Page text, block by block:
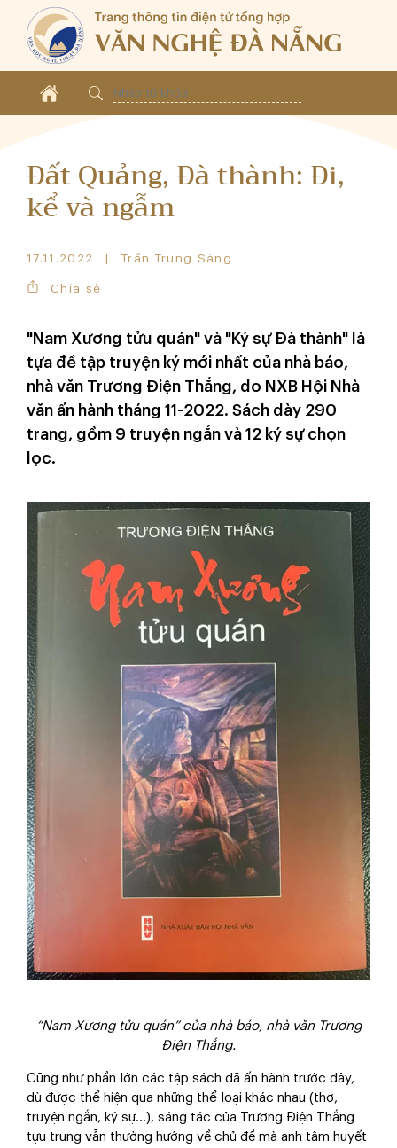
Đất Quảng, Đà thành: Đi,
kể và ngẫm
17.11.2022 Trần Trung Sáng
Chia sẻ
"Nam Xương tửu quán" và "Ký sự Đà thành" là
tựa đề tập truyện ký mới nhất của nhà báo,
nhà văn Trương Điện Thắng, do NXB Hội Nhà
văn ấn hành tháng 11-2022. Sách dày 290
trang, gồm 9 truyện ngắn và 12 ký sự chọn
lọc.
“Nam Xương tửu quán” của nhà báo, nhà văn Trương
Điện Thắng.
Cũng như phần lớn các tập sách đã ấn hành trước đây,
dù được thể hiện qua những thể loại khác nhau (thơ,
truyện ngắn, ký sự…), sáng tác của Trương Điện Thắng
tựu trung vẫn thường hướng về chủ đề mà anh tâm huyết